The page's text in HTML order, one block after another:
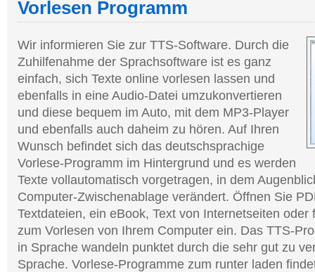
Vorlesen Programm
Wir informieren Sie zur TTS-Software. Durch die
Zuhilfenahme der Sprachsoftware ist es ganz
einfach, sich Texte online vorlesen lassen und
ebenfalls in eine Audio-Datei umzukonvertieren
und diese bequem im Auto, mit dem MP3-Player
und ebenfalls auch daheim zu hören. Auf Ihren
Wunsch befindet sich das deutschsprachige
Vorlese-Programm im Hintergrund und es werden
Texte vollautomatisch vorgetragen, in dem
Computer-Zwischenablage verändert. Öffnen Sie
Textdateien, ein eBook, Text von Internetseiten oder
zum Vorlesen von Ihrem Computer ein. Das TTS-
in Sprache wandeln punktet durch die sehr gut zu
Sprache. Vorlese-Programme zum runter laden